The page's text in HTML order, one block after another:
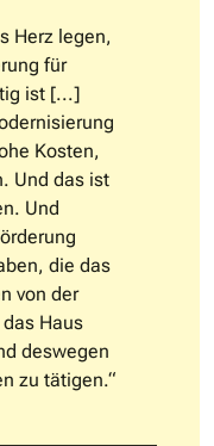
Herz legen,
für
ist [...]
Kosten,
Und das ist
Und
die das
von der
Haus
deswegen
zu tätigen.“